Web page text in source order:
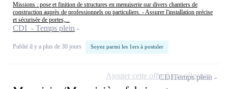
Missions : pose et finition de structures en menuiserie sur divers chantiers de
construction auprès de professionnels ou particuliers. - Assurer l'installation précise
et sécurisée de portes,...
CDI - Temps plein
Publié il y a plus de 30 jours Soyez parmi les 1ers à postuler
CDITemps plein
Ajouter cette offre à ma sélection